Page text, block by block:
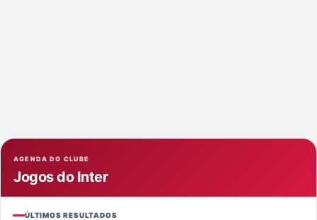
AGENDA DO CLUBE
Jogos do Inter
ÚLTIMOS RESULTADOS